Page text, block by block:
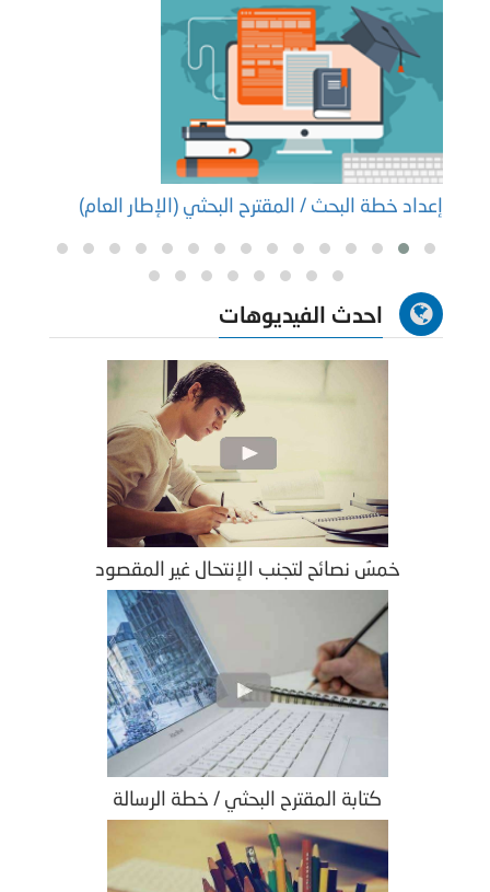
إعداد خطة البحث / المقترح البحثي (الإطار العام)
احدث الفيديوهات
خمسُ نصائح لتجنب الإنتحال غير المقصود
كتابة المقترح البحثي / خطة الرسالة